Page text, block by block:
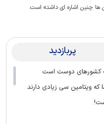
چنین اشاره ای داشته است.
پربازدید
کشور‌های دوست است
که ویتامین سی زیادی دارند